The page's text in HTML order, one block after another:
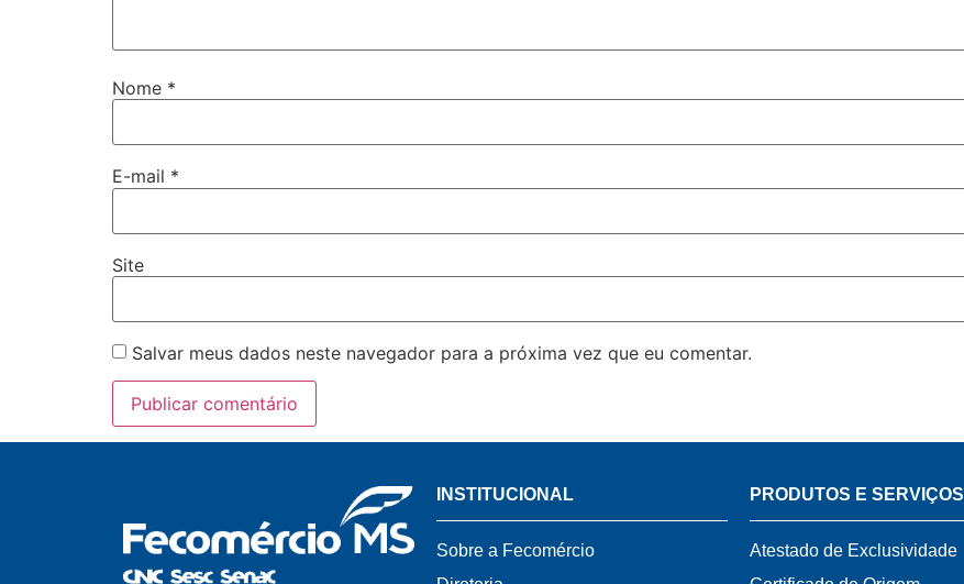
Nome *
E-mail *
Site
Salvar meus dados neste navegador para a próxima vez que eu comentar.
INSTITUCIONAL
Sobre a Fecomércio
PRODUTOS E SERVIÇOS
Atestado de Exclusividade